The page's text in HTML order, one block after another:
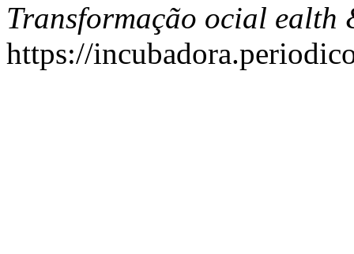
Transformação ocial ealth
https://